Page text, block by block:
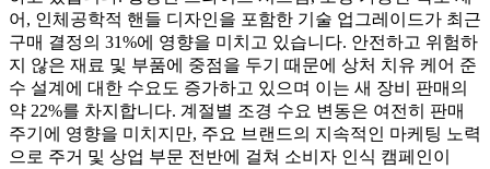
어, 인체공학적 핸들 디자인을 포함한 기술 업그레이드가 최근
구매 결정의 31%에 영향을 미치고 있습니다. 안전하고 위험하
지 않은 재료 및 부품에 중점을 두기 때문에 상처 치유 케어 준
수 설계에 대한 수요도 증가하고 있으며 이는 새 장비 판매의
약 22%를 차지합니다. 계절별 조경 수요 변동은 여전히 ​​판매
주기에 영향을 미치지만, 주요 브랜드의 지속적인 마케팅 노력
으로 주거 및 상업 부문 전반에 걸쳐 소비자 인식 캠페인이